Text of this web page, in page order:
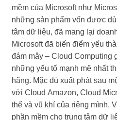
mềm của Microsoft như
những sản phẩm vốn được
tâm dữ liệu, đã mang lại
Microsoft đã biến điểm yếu
đám mây – Cloud Computing
những yếu tố mạnh mẽ nhất
hãng. Mặc dù xuất phát sau
với Cloud Amazon, Cloud
thế và vũ khí của riêng mình.
phần mềm cho trung tâm dữ